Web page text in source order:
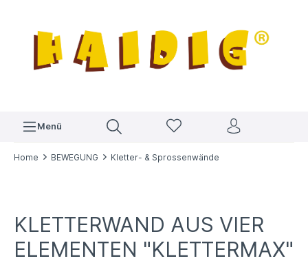
Menü
Home BEWEGUNG Kletter- & Sprossenwände
KLETTERWAND AUS VIER
ELEMENTEN "KLETTERMAX"